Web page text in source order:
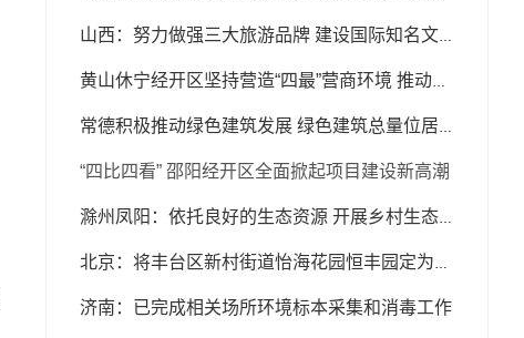
山西：努力做强三大旅游品牌 建设国际知名文化旅游目的地
黄山休宁经开区坚持营造“四最”营商环境 推动园区高质量发展
常德积极推动绿色建筑发展 绿色建筑总量位居全省第三位
“四比四看” 邵阳经开区全面掀起项目建设新高潮
滁州凤阳：依托良好的生态资源 开展乡村生态旅游
北京：将丰台区新村街道怡海花园恒丰园定为中风险地区
济南：已完成相关场所环境标本采集和消毒工作